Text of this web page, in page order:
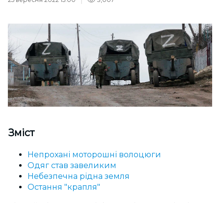
Зміст
Непрохані моторошні волоцюги
Одяг став завеликим
Небезпечна рідна земля
Остання "крапля"